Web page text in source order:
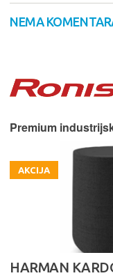
NEMA
Premium
AKCIJA
HARMAN